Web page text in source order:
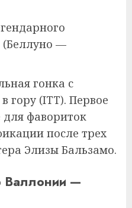
(Беллуно —
гонка с
гору (ITT). Первое
для фавориток
после трех
Элизы Бальзамо.
Валлонии —